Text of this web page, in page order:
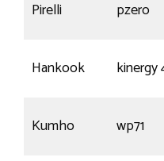
Pirelli pzero
Hankook kinergy
Kumho wp71